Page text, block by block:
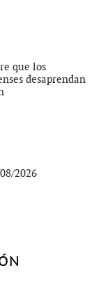
que los
desaprendan
2026